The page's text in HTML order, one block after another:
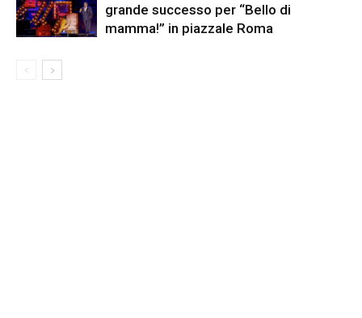
grande successo per “Bello di
mamma!” in piazzale Roma